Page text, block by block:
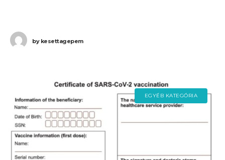
bykesettagepem
EGYÉB KATEGÓRIA